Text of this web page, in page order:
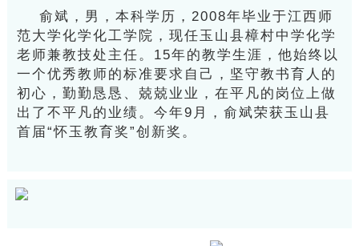
俞斌，男，本科学历，2008年毕业于江西师
范大学化学化工学院，现任玉山县樟村中学化学
老师兼教技处主任。15年的教学生涯，他始终以
一个优秀教师的标准要求自己，坚守教书育人的
初心，勤勤恳恳、兢兢业业，在平凡的岗位上做
出了不平凡的业绩。今年9月，俞斌荣获玉山县
首届“怀玉教育奖”创新奖。